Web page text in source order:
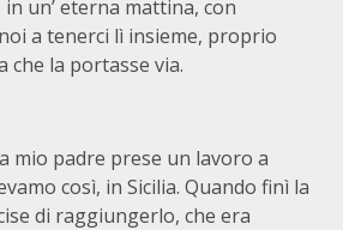
un’ eterna mattina, con
a tenerci lì insieme, proprio
che la portasse via.
mio padre prese un lavoro a
così, in Sicilia. Quando finì la
di raggiungerlo, che era